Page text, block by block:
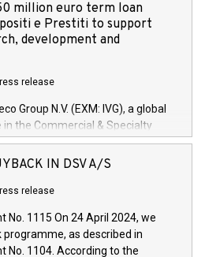
million euro term loan
e Prestiti to support
development and
release
Group N.V. (EXM: IVG), a global
the Commercial & Specialty
Financial Services arenas,
term loan facility of 150 million
to research, development and
innovative technologies and
electric propulsion and further
IN DSV A/S
release
No. 1115 On 24 April 2024, we
as described in
No. 1104. According to the